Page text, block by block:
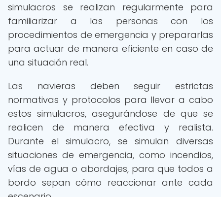
simulacros se realizan regularmente para
familiarizar a las personas con los
procedimientos de emergencia y prepararlas
para actuar de manera eficiente en caso de
una situación real.
Las navieras deben seguir estrictas
normativas y protocolos para llevar a cabo
estos simulacros, asegurándose de que se
realicen de manera efectiva y realista.
Durante el simulacro, se simulan diversas
situaciones de emergencia, como incendios,
vías de agua o abordajes, para que todos a
bordo sepan cómo reaccionar ante cada